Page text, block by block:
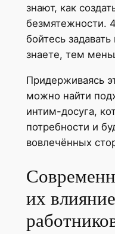
знают, как
безмятежности.
бойтесь
знаете, тем
Придерживаясь
можно найти
интим-досуга,
потребности и
вовлечённых
их